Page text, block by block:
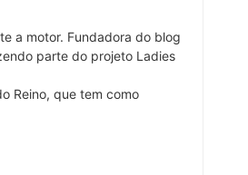
a motor. Fundadora do blog
parte do projeto Ladies
Reino, que tem como